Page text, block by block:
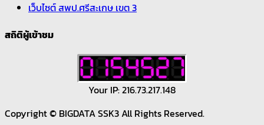
เว็บไซต์ สพป.ศรีสะเกษ เขต 3
สถิติผู้เข้าชม
Your IP: 216.73.217.148
Copyright © BIGDATA SSK3 All Rights Reserved.